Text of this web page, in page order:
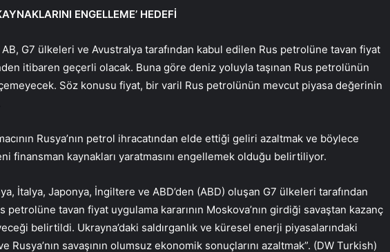
ENGELLEME’ HEDEFİ
G7 ülkeleri ve Avustralya tarafından kabul edilen Rus petrolüne tavan fiyat
itibaren geçerli olacak. Buna göre deniz yoluyla taşınan Rus petrolünün
Söz konusu fiyat, bir varil Rus petrolünün mevcut piyasa değerinin
Rusya’nın petrol ihracatından elde ettiği geliri azaltmak ve böylece
finansman kaynakları yaratmasını engellemek olduğu belirtiliyor.
İtalya, Japonya, İngiltere ve ABD’den (ABD) oluşan G7 ülkeleri tarafından
petrolüne tavan fiyat uygulama kararının Moskova’nın girdiği savaştan kazanç
belirtildi. Ukrayna’daki saldırganlık ve küresel enerji piyasalarındaki
Rusya’nın savaşının olumsuz ekonomik sonuçlarını azaltmak”. (DW Turkish)